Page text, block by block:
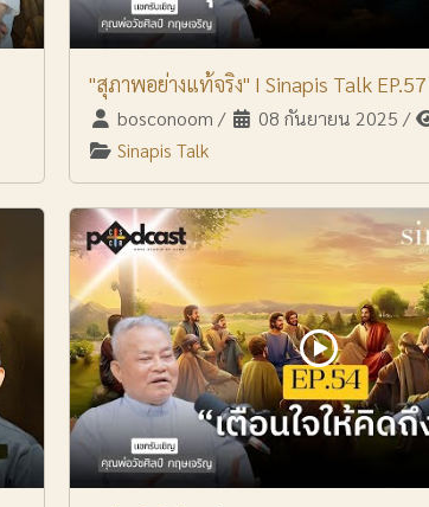
"สุภาพอย่างแท้จริง" I Sinapis Talk EP.57
bosconoom / 08 กันยายน 2025 /
Sinapis Talk